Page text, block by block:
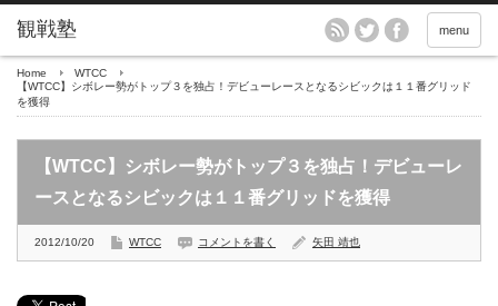
menu
Home
WTCC
【WTCC】シボレー勢がトップ３を独占！デビューレースとなるシビックは１１番グリッド
を獲得
【WTCC】シボレー勢がトップ３を独占！デビューレ
ースとなるシビックは１１番グリッドを獲得
2012/10/20 WTCC コメントを書く 矢田 靖也